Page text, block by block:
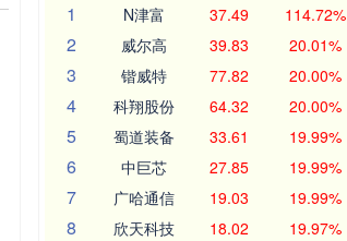
1
N津富 37.49 114.72%
2 威尔高 39.83 20.01%
3 锴威特 77.82 20.00%
4 科翔股份 64.32 20.00%
5 蜀道装备 33.61 19.99%
6 中巨芯 27.85 19.99%
7 广哈通信 19.03 19.99%
8 欣天科技 18.02 19.97%